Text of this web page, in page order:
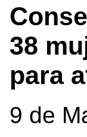
38
para
9 de